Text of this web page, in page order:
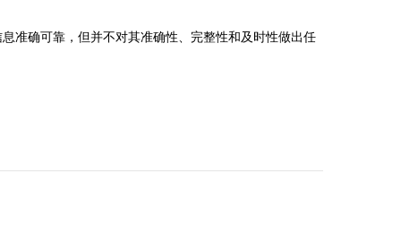
确可靠，但并不对其准确性、完整性和及时性做出任